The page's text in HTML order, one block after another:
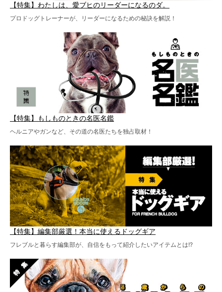
【特集】わたしは、愛ブヒのリーダーになるのダ。
プロドッグトレーナーが、リーダーになるための秘訣を解説！
【特集】もしものときの名医名鑑
ヘルニアやガンなど、その道の名医たちを独占取材！
【特集】編集部厳選！本当に使えるドッグギア
フレブルと暮らす編集部が、自信をもって紹介したいアイテムとは!?